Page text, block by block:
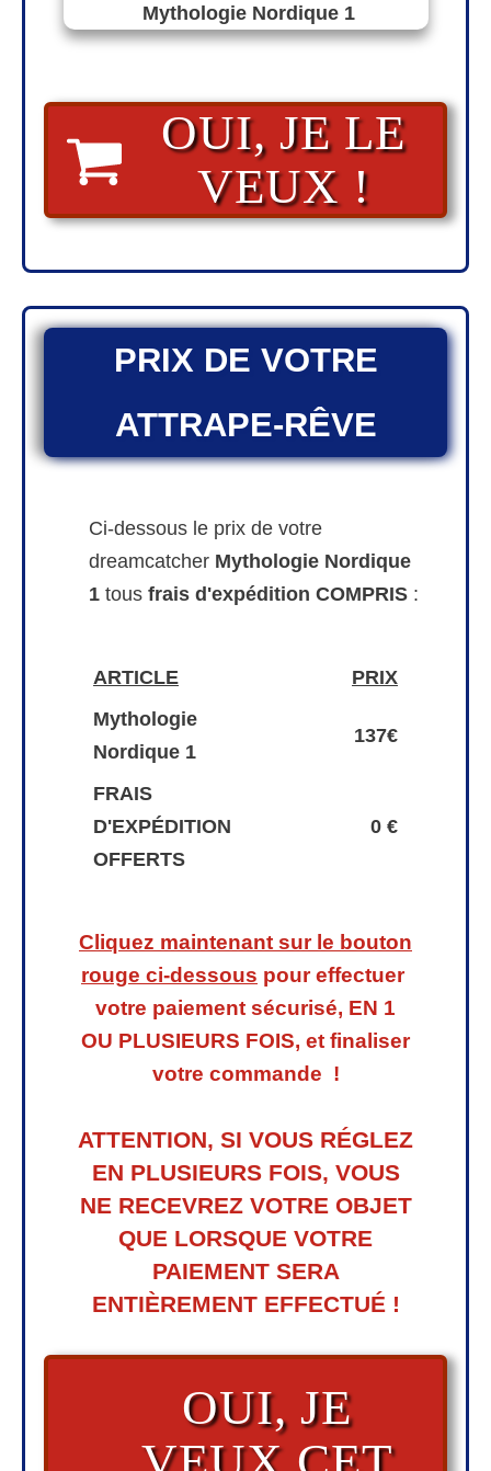
Mythologie Nordique 1
OUI, JE LE
VEUX !
PRIX DE VOTRE
ATTRAPE-RÊVE
Ci-dessous le prix de votre
dreamcatcher Mythologie Nordique
1 tous frais d'expédition COMPRIS :
ARTICLE
PRIX
Mythologie
Nordique 1
137€
FRAIS
D'EXPÉDITION
OFFERTS
0 €
Cliquez maintenant sur le bouton
rouge ci-dessous pour effectuer
votre paiement sécurisé, EN 1
OU PLUSIEURS FOIS, et finaliser
votre commande !
ATTENTION, SI VOUS RÉGLEZ
EN PLUSIEURS FOIS, VOUS
NE RECEVREZ VOTRE OBJET
QUE LORSQUE VOTRE
PAIEMENT SERA
ENTIÈREMENT EFFECTUÉ !
OUI, JE